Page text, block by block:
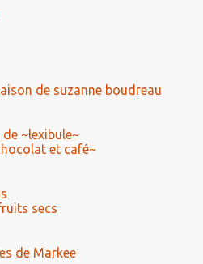
de suzanne boudreau
de ~lexibule~
et café~
secs
de Markee